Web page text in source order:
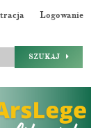
Logowanie
SZUKAJ